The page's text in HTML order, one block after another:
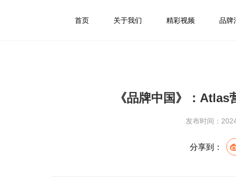
首页 关于我们 精彩视频 品牌
《品牌中国》：
发布时间：
分享到：